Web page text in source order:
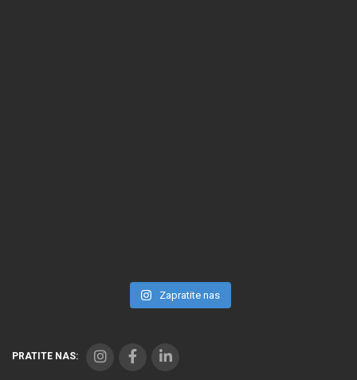
Zapratite nas
PRATITE NAS: